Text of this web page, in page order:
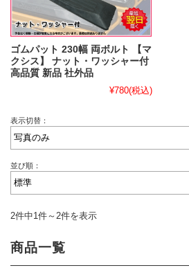
ゴムパット 230幅 両ボルト 【マ
クシス】 ナット・ワッシャー付
高品質 新品 社外品
¥780(税込)
表示切替：
並び順：
2件中1件～2件を表示
商品一覧